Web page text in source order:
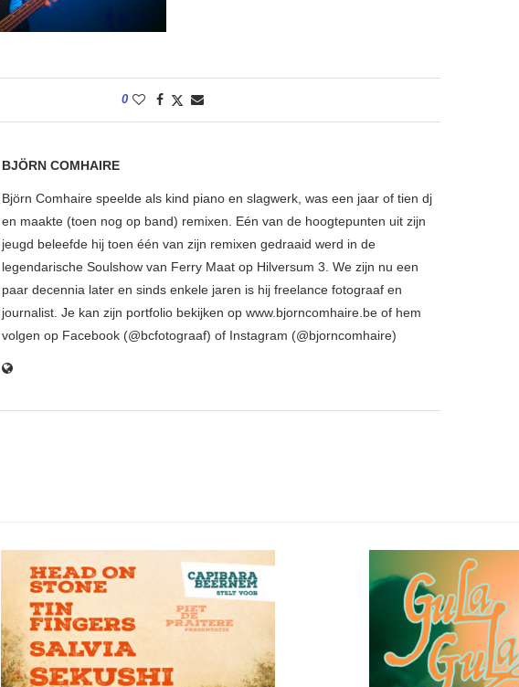
0
BJÖRN COMHAIRE
Björn Comhaire speelde als kind piano en slagwerk, was een jaar of tien dj
en maakte (toen nog op band) remixen. Eén van de hoogtepunten uit zijn
jeugd beleefde hij toen één van zijn remixen gedraaid werd in de
legendarische Soulshow van Ferry Maat op Hilversum 3. We zijn nu een
paar decennia later en sinds enkele jaren is hij freelance fotograaf en
journalist. Je kan zijn portfolio bekijken op www.bjorncomhaire.be of hem
volgen op Facebook (@bcfotograaf) of Instagram (@bjorncomhaire)